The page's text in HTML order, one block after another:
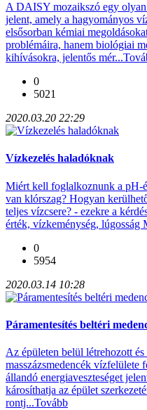
A DAISY mozaikszó egy
jelent, amely a hagyományos
elsősorban kémiai
problémáira, hanem biológiai
kihívásokra, jelentős mér...
0
5021
2020.03.20 22:29
Vízkezelés haladóknak
Miért kell foglalkoznunk a pH-
van klórszag? Hogyan
teljes vízcsere? - ezekre a
érték, vízkeménység,
0
5954
2020.03.14 10:28
Páramentesítés beltéri
Az épületen belül létrehozott
masszázsmedencék vízfelülete
állandó energiaveszteséget
károsíthatja az épület
rontj...Tovább